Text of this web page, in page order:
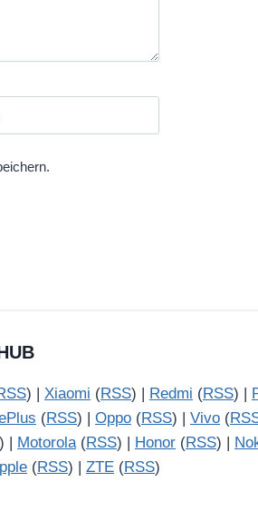
) | Xiaomi (RSS) | Redmi (RSS) |
(RSS) | Oppo (RSS) | Vivo (
) | Motorola(RSS) | Honor (RSS) |
(RSS) | ZTE (RSS)